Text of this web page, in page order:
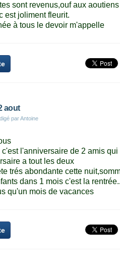
sont revenus,ouf aux
est joliment fleurit.
à tous le devoir m'appelle
aout
par Antoine
l'anniversaire de 2 amis
a tout les deux
trés abondante cette
dans 1 mois c'est la
qu'un mois de vacances